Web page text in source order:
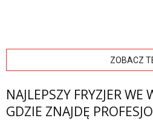
ZOBACZ
NAJLEPSZY FRYZJER WE
GDZIE ZNAJDĘ